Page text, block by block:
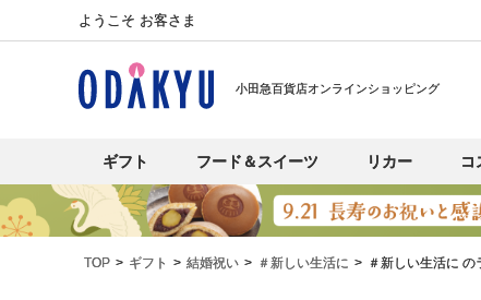
ようこそ お客さま
小田急百貨店オンラインショッピング
ギフト フード＆スイーツ リカー コ
TOP ギフト 結婚祝い ＃新しい生活に ＃新しい生活に の